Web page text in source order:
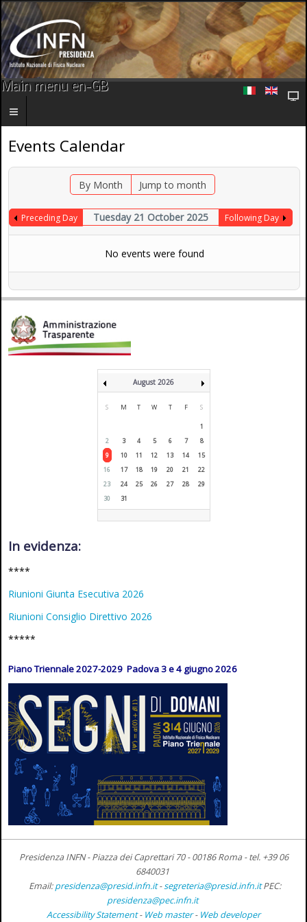
Main menu en-GB
Events Calendar
By Month Jump to month
Preceding Day Tuesday 21 October 2025 Following Day
No events were found
August 2026
S M T W T F S
1
2
3 4 5 6 7
8
9
10 11 12 13 14
15
16
17 18 19 20 21
22
23
24 25 26 27 28
29
30
31
In evidenza:
****
Riunioni Giunta Esecutiva 2026
Riunioni Consiglio Direttivo 2026
*****
Piano Triennale 2027-2029 Padova 3 e 4 giugno 2026
Presidenza INFN - Piazza dei Caprettari 70 - 00186 Roma -tel. +39 06
6840031
Email:presidenza@presid.infn.it-segreteria@presid.infn.it PEC:
presidenza@pec.infn.it
Accessibility Statement- Web master- Web developer